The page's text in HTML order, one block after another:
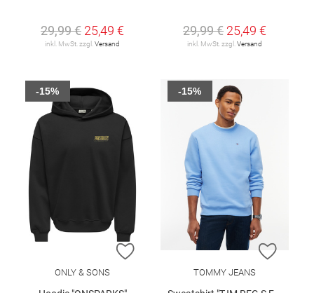
29,99 € 25,49 €
inkl. MwSt. zzgl.Versand
29,99 € 25,49 €
inkl. MwSt. zzgl.Versand
ZUR WUNSCHLISTE HINZUFÜGEN
ONLY & SONS
-15%
ZUR
TOMMY JEANS
-15%